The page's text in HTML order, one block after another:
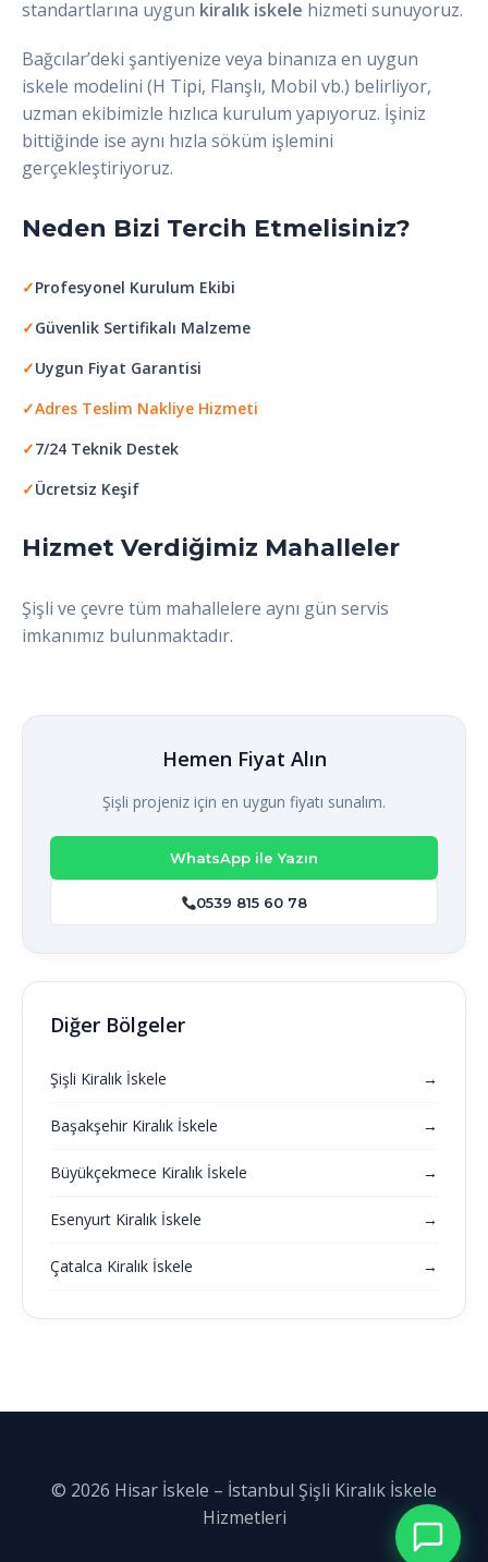
standartlarına uygun kiralık iskele hizmeti sunuyoruz.
Bağcılar’deki şantiyenize veya binanıza en uygun
iskele modelini (H Tipi, Flanşlı, Mobil vb.) belirliyor,
uzman ekibimizle hızlıca kurulum yapıyoruz. İşiniz
bittiğinde ise aynı hızla söküm işlemini
gerçekleştiriyoruz.
Neden Bizi Tercih Etmelisiniz?
✓Profesyonel Kurulum Ekibi
✓Güvenlik Sertifikalı Malzeme
✓Uygun Fiyat Garantisi
✓Adres Teslim Nakliye Hizmeti
✓7/24 Teknik Destek
✓Ücretsiz Keşif
Hizmet Verdiğimiz Mahalleler
Şişli ve çevre tüm mahallelere aynı gün servis
imkanımız bulunmaktadır.
Hemen Fiyat Alın
Şişli projeniz için en uygun fiyatı sunalım.
WhatsApp ile Yazın
0539 815 60 78
Diğer Bölgeler
Şişli Kiralık İskele →
Başakşehir Kiralık İskele →
Büyükçekmece Kiralık İskele →
Esenyurt Kiralık İskele →
Çatalca Kiralık İskele →
© 2026 Hisar İskele – İstanbul Şişli Kiralık İskele
Hizmetleri